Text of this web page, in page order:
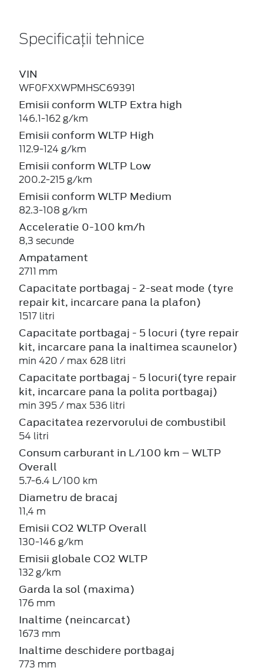
Specificații tehnice
VIN
WF0FXXWPMHSC69391
Emisii conform WLTP Extra high
146.1-162 g/km
Emisii conform WLTP High
112.9-124 g/km
Emisii conform WLTP Low
200.2-215 g/km
Emisii conform WLTP Medium
82.3-108 g/km
Acceleratie 0-100 km/h
8,3 secunde
Ampatament
2711 mm
Capacitate portbagaj - 2-seat mode (tyre
repair kit, incarcare pana la plafon)
1517 litri
Capacitate portbagaj - 5 locuri (tyre repair
kit, incarcare pana la inaltimea scaunelor)
min 420 / max 628 litri
Capacitate portbagaj - 5 locuri(tyre repair
kit, incarcare pana la polita portbagaj)
min 395 / max 536 litri
Capacitatea rezervorului de combustibil
54 litri
Consum carburant in L/100 km – WLTP
Overall
5.7-6.4 L/100 km
Diametru de bracaj
11,4 m
Emisii CO2 WLTP Overall
130-146 g/km
Emisii globale CO2 WLTP
132 g/km
Garda la sol (maxima)
176 mm
Inaltime (neincarcat)
1673 mm
Inaltime deschidere portbagaj
773 mm